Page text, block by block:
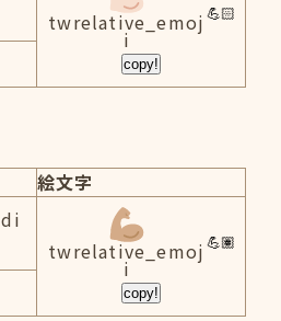
twrelative_emoj
i
copy!
絵文字
twrelative_emoj
i
copy!